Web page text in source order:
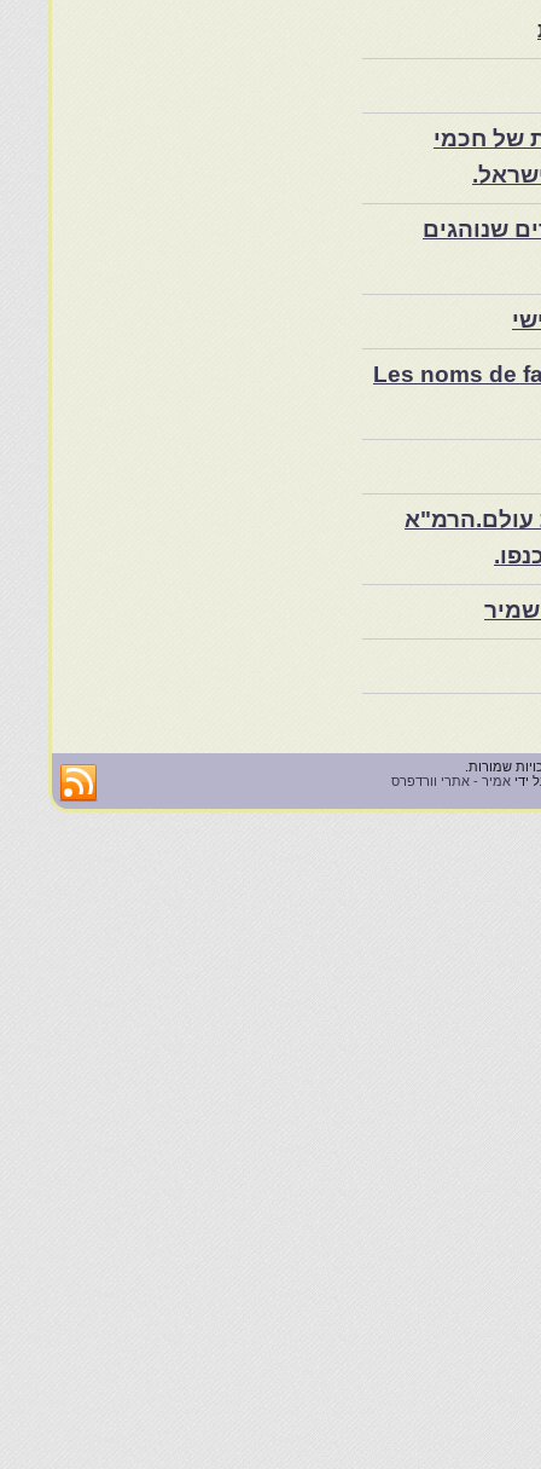
של חכמי
שנוהגים
Les noms de
עולם.הרמ"א
ידי אמיר - אתרי וורדפרס